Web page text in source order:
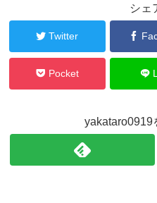
シェ
Twitter
Pocket
yakataro0919